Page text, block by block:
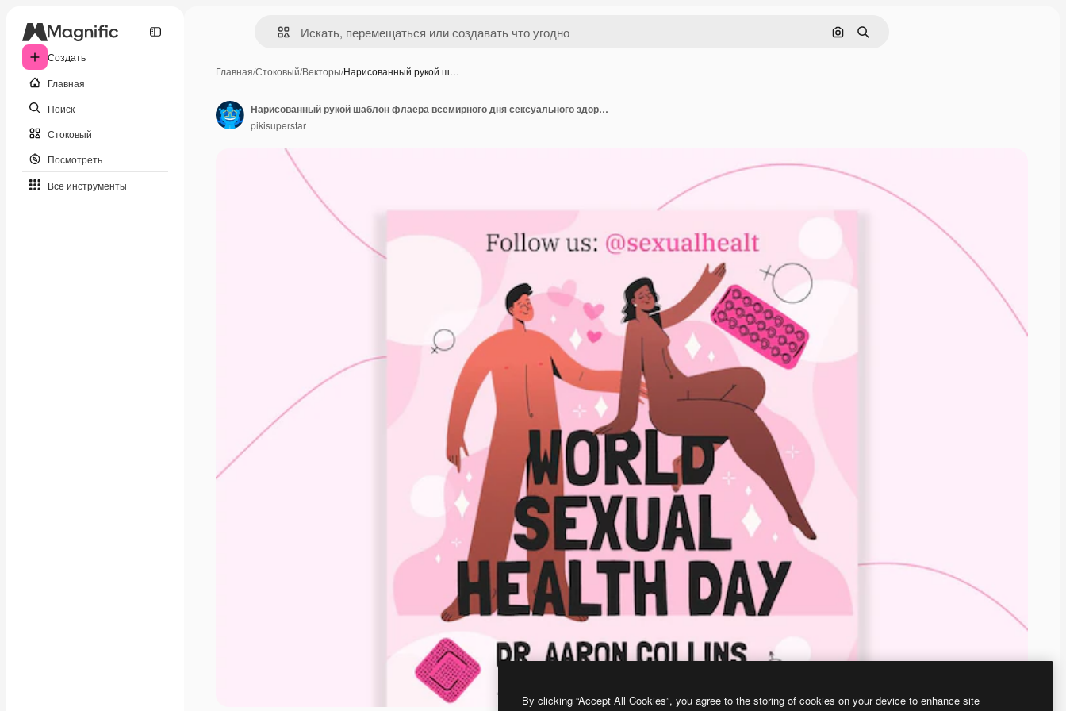
Создать
Главная
Поиск
Стоковый
Посмотреть
Все инструменты
Поиск по изображению
Поиск
Главная/Стоковый/Векторы/Нарисованный рукой ш…
Нарисованный рукой шаблон флаера всемирного дня сексуального здоровья
pikisuperstar
By clicking “Accept All Cookies”, you agree to the storing of cookies on your device to enhance site